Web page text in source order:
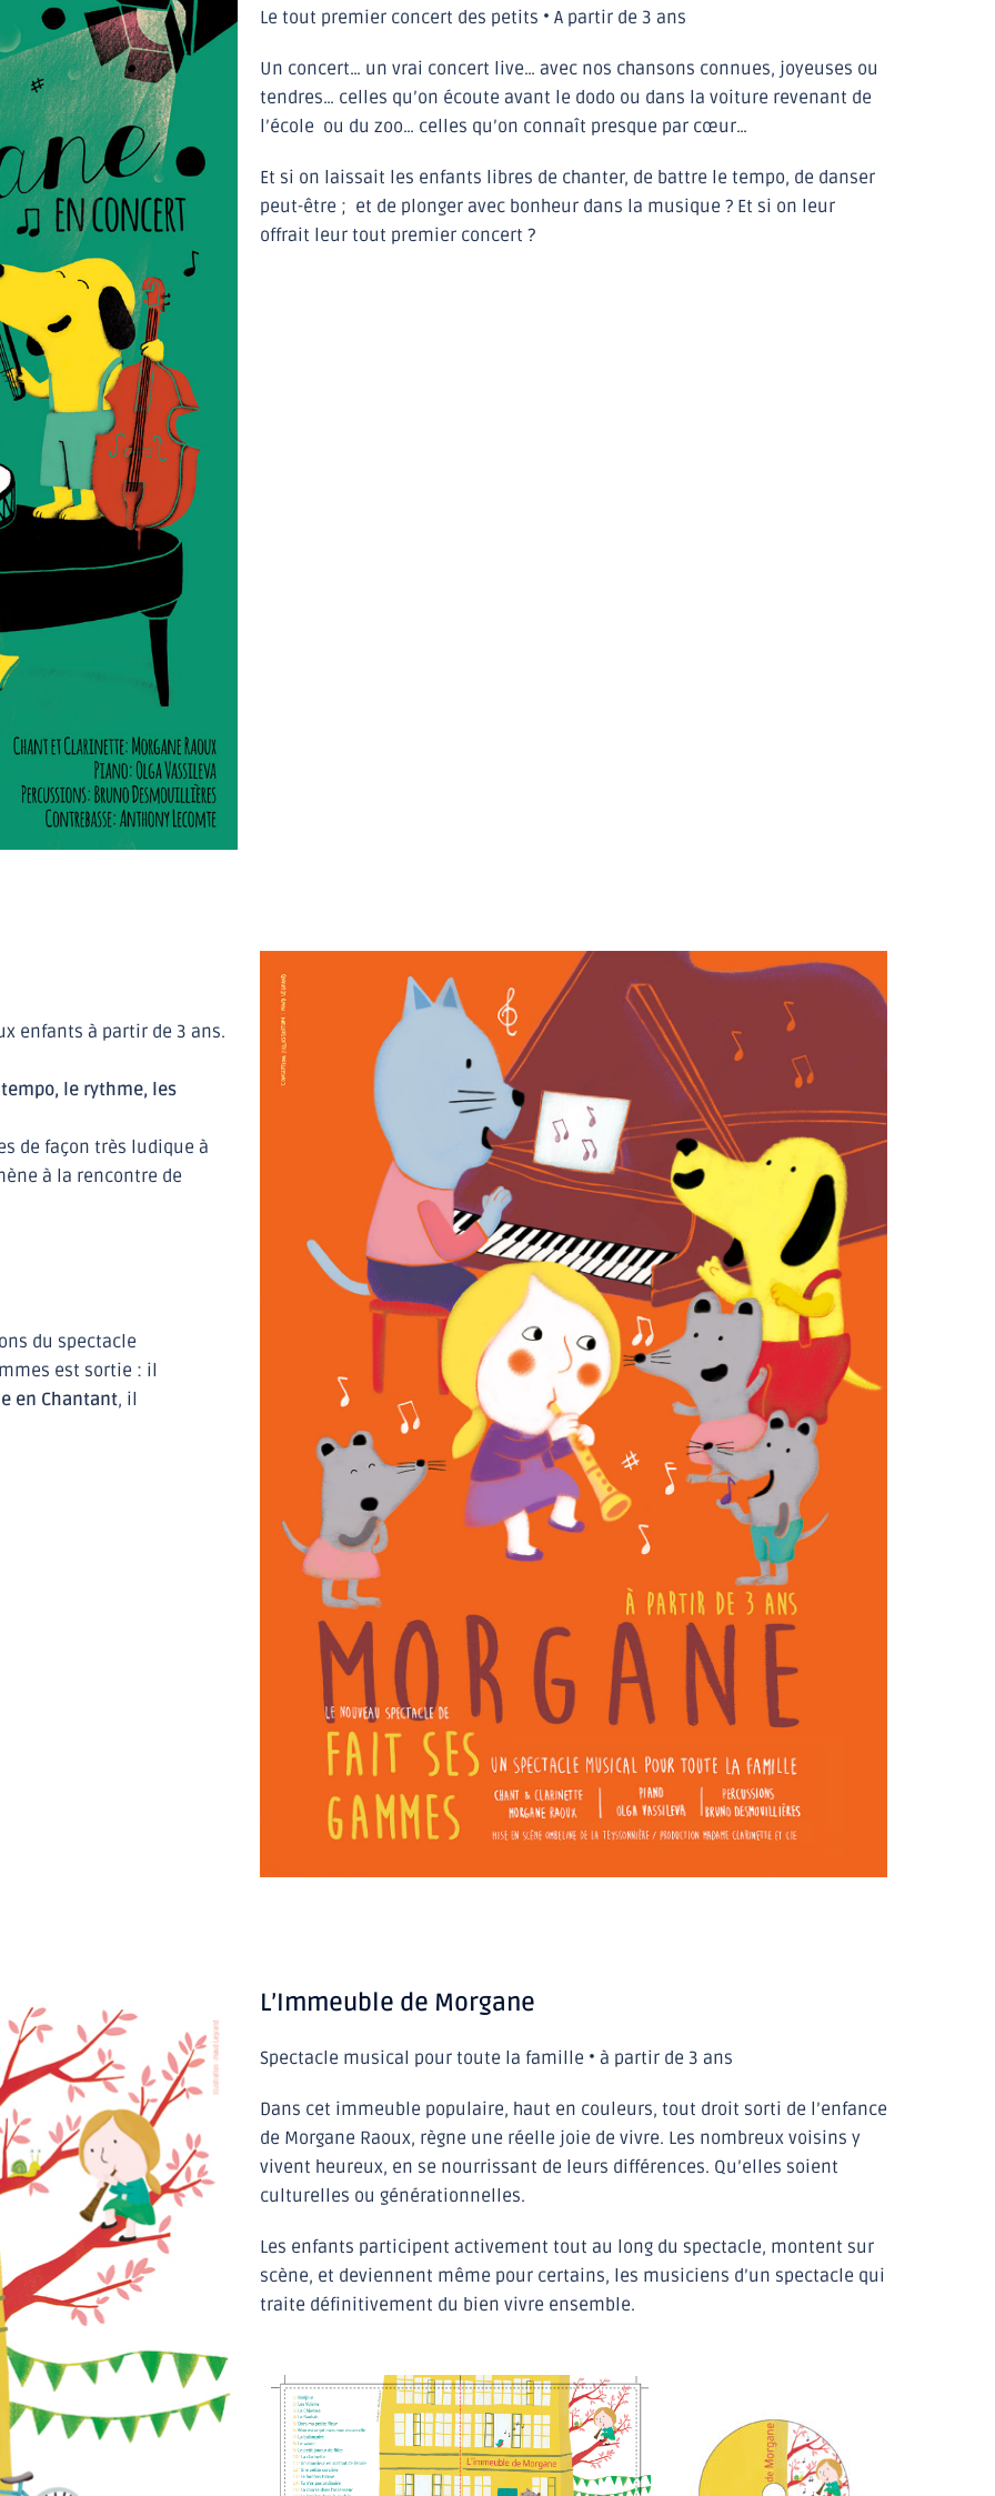
Le tout premier concert des petits • A partir de 3 ans
Un concert… un vrai concert live… avec nos chansons connues, joyeuses ou
tendres… celles qu’on écoute avant le dodo ou dans la voiture revenant de
l’école ou du zoo… celles qu’on connaît presque par cœur…
Et si on laissait les enfants libres de chanter, de battre le tempo, de danser
peut-être ; et de plonger avec bonheur dans la musique ? Et si on leur
offrait leur tout premier concert ?
enfants à partir de 3 ans.
le rythme, les
de façon très ludique à
à la rencontre de
du spectacle
est sortie : il
en Chantant, il
L’Immeuble de Morgane
​Spectacle musical pour toute la famille • à partir de 3 ans
Dans cet immeuble populaire, haut en couleurs, tout droit sorti de l’enfance
de Morgane Raoux, règne une réelle joie de vivre. Les nombreux voisins y
vivent heureux, en se nourrissant de leurs différences. Qu’elles soient
culturelles ou générationnelles.
Les enfants participent activement tout au long du spectacle, montent sur
scène, et deviennent même pour certains, les musiciens d’un spectacle qui
traite définitivement du bien vivre ensemble.